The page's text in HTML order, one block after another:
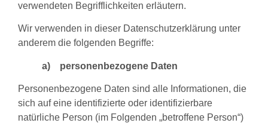
verwendeten Begrifflichkeiten erläutern.
Wir verwenden in dieser Datenschutzerklärung unter
anderem die folgenden Begriffe:
a) personenbezogene Daten
Personenbezogene Daten sind alle Informationen, die
sich auf eine identifizierte oder identifizierbare
natürliche Person (im Folgenden „betroffene Person“)